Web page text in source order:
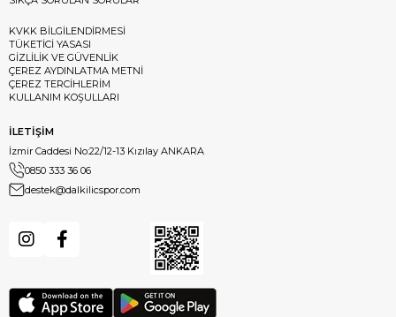
KVKK BİLGİLENDİRMESİ
TÜKETİCİ YASASI
GİZLİLİK VE GÜVENLİK
ÇEREZ AYDINLATMA METNİ
ÇEREZ TERCİHLERİM
KULLANIM KOŞULLARI
İLETİŞİM
İzmir Caddesi No:22/12-13 Kızılay ANKARA
0850 333 36 06
destek@dalkilicspor.com